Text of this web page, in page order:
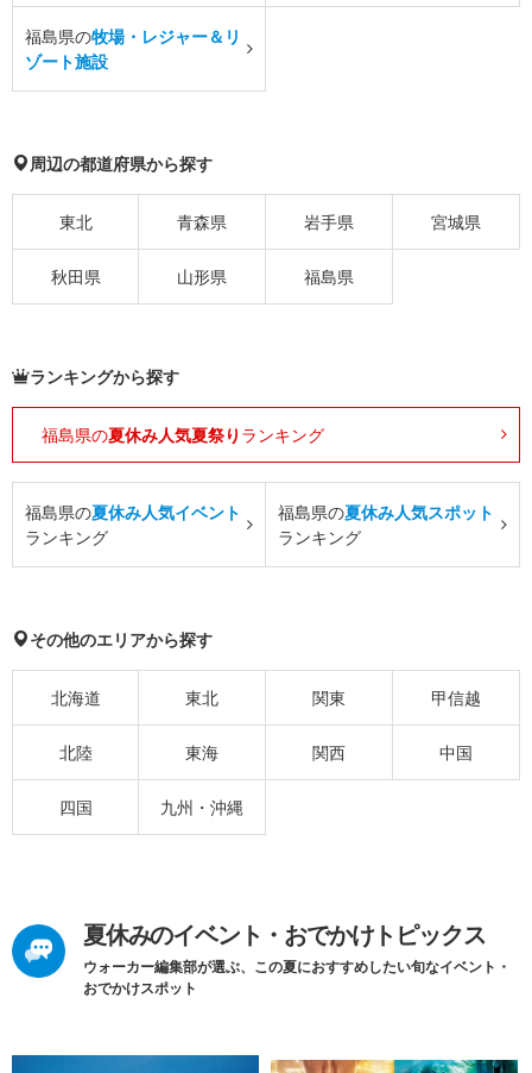
福島県の牧場・レジャー＆リ
ゾート施設
周辺の都道府県から探す
東北 青森県 岩手県 宮城県
秋田県 山形県 福島県
ランキングから探す
福島県の夏休み人気夏祭り ランキング
福島県の夏休み人気イベント
ランキング
福島県の夏休み人気スポット
ランキング
その他のエリアから探す
北海道 東北 関東 甲信越
北陸 東海 関西 中国
四国 九州・沖縄
夏休みのイベント・おでかけトピックス
ウォーカー編集部が選ぶ、この夏におすすめしたい旬なイベント・
おでかけスポット